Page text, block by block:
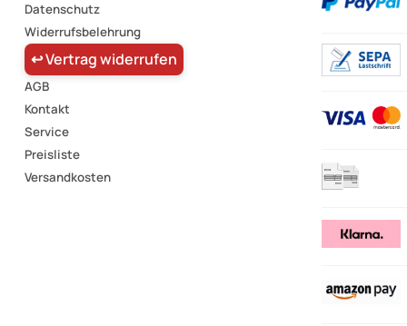
Datenschutz
Widerrufsbelehrung
↩ Vertrag widerrufen
AGB
Kontakt
Service
Preisliste
Versandkosten